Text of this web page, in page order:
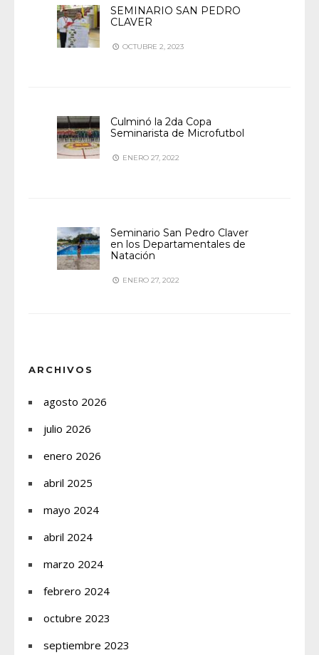
SEMINARIO SAN PEDRO
CLAVER
OCTUBRE 2, 2023
Culminó la 2da Copa
Seminarista de Microfutbol
ENERO 27, 2022
Seminario San Pedro Claver
en los Departamentales de
Natación
ENERO 27, 2022
ARCHIVOS
agosto 2026
julio 2026
enero 2026
abril 2025
mayo 2024
abril 2024
marzo 2024
febrero 2024
octubre 2023
septiembre 2023